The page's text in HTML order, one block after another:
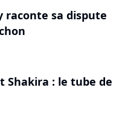
raconte sa dispute
Shakira : le tube de